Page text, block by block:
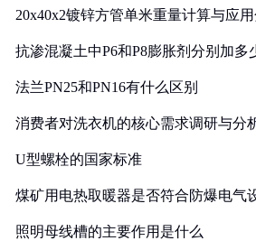
20x40x2镀锌方管单米重量计算与应
抗渗混凝土中P6和P8膨胀剂分别加多
法兰PN25和PN16有什么区别
消费者对洗衣机的核心需求调研与分
U型螺栓的国家标准
煤矿用电热取暖器是否符合防爆电气
照明母线槽的主要作用是什么